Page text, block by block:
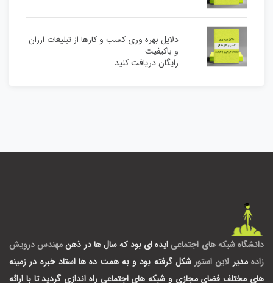
دلایل بهره وری کسب و کارها از تبلیغات ارزان
و باکیفیت
رایگان دریافت کنید
دانشگاه شبکه های اجتماعی ایده ای بود که سال ها در ذهنمهندس درویش
زاده مدیر لاین استور شکل گرفته بود و به همت ده ها استاد خبره در زمینه
های مختلف فضای مجازی و شبکه های اجتماعی راه اندازی گردید تا با ارائه